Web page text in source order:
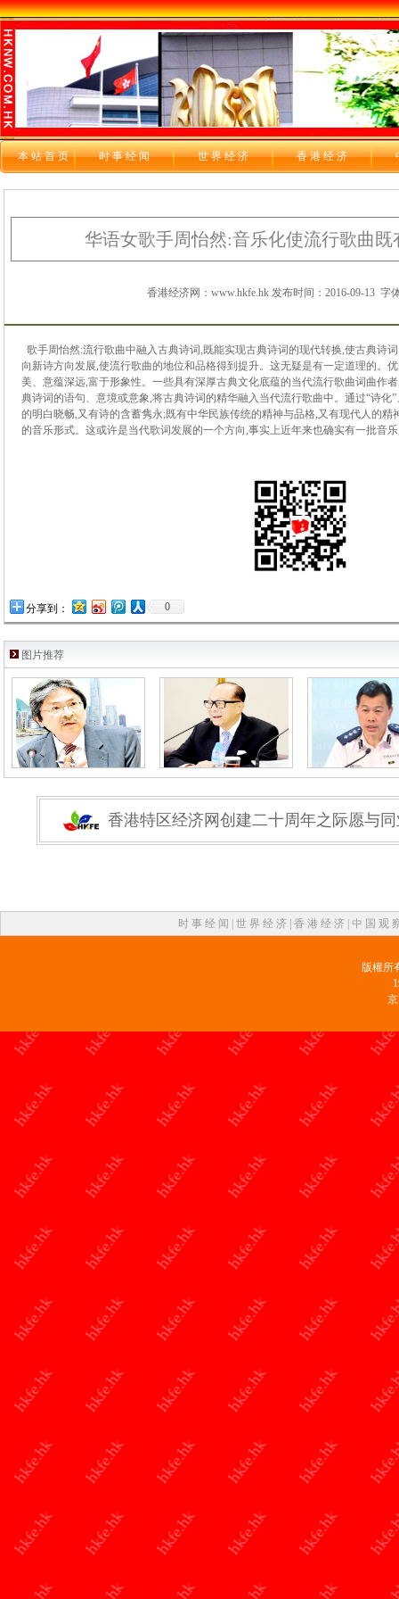
本站首页 时 事 经 闻 世 界 经 济 香 港 经 济
华语女歌手周怡然:音乐化使流行歌曲既
香港经济网：www.hkfe.hk 发布时间：2016-09-13 字
歌手周怡然:流行歌曲中融入古典诗词,既能实现古典诗词的现代转换,使古典诗
向 新诗方向发展,使流行歌曲的地位和品格得到提升。这无疑是有一定道理的。
美、意蕴深远,富于形象性。一些具有深厚古典文化底蕴的当代流行歌曲词曲作
典诗词的语句、意境或意象,将古典诗词的精华融入当代流行歌曲中。通过“诗化
的明白晓畅,又有诗的含蓄隽永;既有中华民族传统的精神与品格,又有现代人的精
的音乐形式。这或许是当代歌词发展的一个方向,事实上近年来也确实有一批音
分享到： 0
图片推荐
香港特区经济网创建二十周年之际愿与
时 事 经 闻 世 界 经 济 香 港 经 济 中 国 观
版權所
京